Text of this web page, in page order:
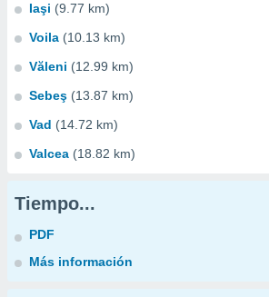
Iaşi (9.77 km)
Voila (10.13 km)
Văleni (12.99 km)
Sebeş (13.87 km)
Vad (14.72 km)
Valcea (18.82 km)
Tiempo...
PDF
Más información